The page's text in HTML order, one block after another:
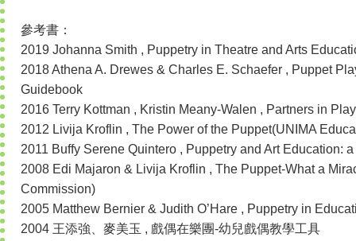
參考書：
2019 Johanna Smith , Puppetry in Theatre and Arts
2018 Athena A. Drewes & Charles E. Schaefer , Puppet
Guidebook
2016 Terry Kottman , Kristin Meany-Walen , Partners in Play
2012 Livija Kroflin , The Power of the Puppet(UNIMA
2011 Buffy Serene Quintero , Puppetry and Art Education:
2008 Edi Majaron & Livija Kroflin , The Puppet-What a
Commission)
2005 Matthew Bernier & Judith O’Hare , Puppetry in
2004 王添強、麥美玉 , 戲偶在樂團-幼兒戲偶教學工具